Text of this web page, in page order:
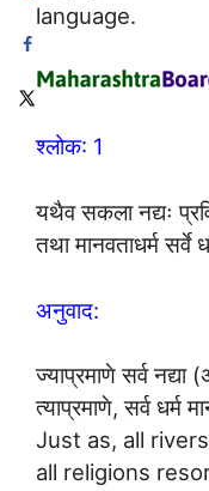
language.
श्लोक: 1
यथैव सकला नद्यः
तथा मानवताधर्म सर्वे
अनुवाद:
ज्याप्रमाणे सर्व
त्याप्रमाणे, सर्व धर्म
Just as, all
all religions